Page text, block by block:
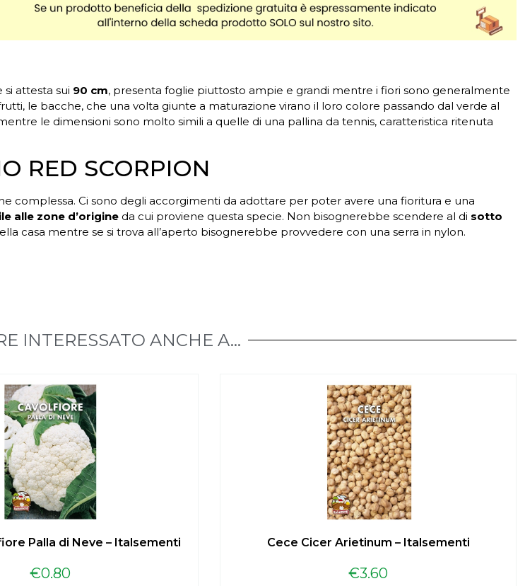
attesta sui 90 cm, presenta foglie piuttosto ampie e grandi mentre i fiori sono generalmente
le bacche, che una volta giunte a maturazione virano il loro colore passando dal verde al
le dimensioni sono molto simili a quelle di una pallina da tennis, caratteristica ritenuta
RED SCORPION
complessa. Ci sono degli accorgimenti da adottare per poter avere una fioritura e una
alle zone d’origine da cui proviene questa specie. Non bisognerebbe scendere al di sotto
casa mentre se si trova all’aperto bisognerebbe provvedere con una serra in nylon.
INTERESSATO ANCHE A...
Palla di Neve – Italsementi
€0.80
Cece Cicer Arietinum – Italsementi
€3.60